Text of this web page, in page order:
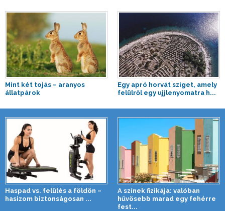
Mint két tojás – aranyos
állatpárok
Egy apró horvát sziget, amely
felülről egy ujjlenyomatra h...
Haspad vs. felülés a földön –
hasizom biztonságosan ...
A színek fizikája: valóban
hűvösebb marad egy fehérre
fest...